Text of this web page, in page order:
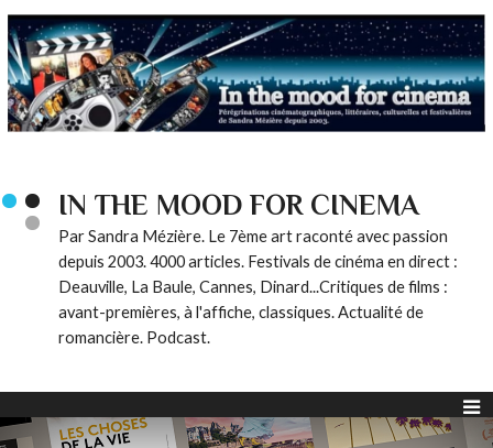
IN THE MOOD FOR CINEMA
Par Sandra Mézière. Le 7ème art raconté avec passion
depuis 2003. 4000 articles. Festivals de cinéma en direct :
Deauville, La Baule, Cannes, Dinard...Critiques de films :
avant-premières, à l'affiche, classiques. Actualité de
romancière. Podcast.